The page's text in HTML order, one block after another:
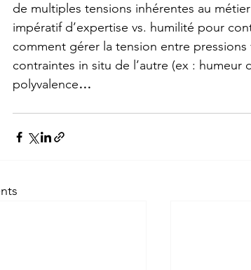
de multiples tensions inhérentes au
impératif d’expertise vs. humilité pour
comment gérer la tension entre
contraintes in situ de l’autre (ex :
polyvalence…